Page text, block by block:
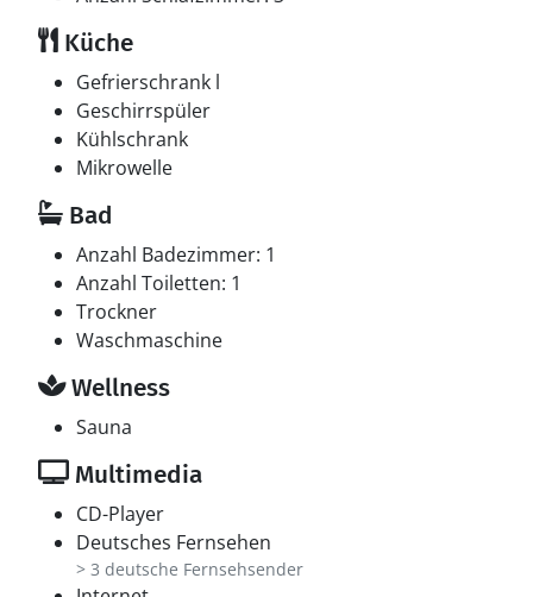
Küche
Gefrierschrank l
Geschirrspüler
Kühlschrank
Mikrowelle
Bad
Anzahl Badezimmer: 1
Anzahl Toiletten: 1
Trockner
Waschmaschine
Wellness
Sauna
Multimedia
CD-Player
Deutsches Fernsehen
> 3 deutsche Fernsehsender